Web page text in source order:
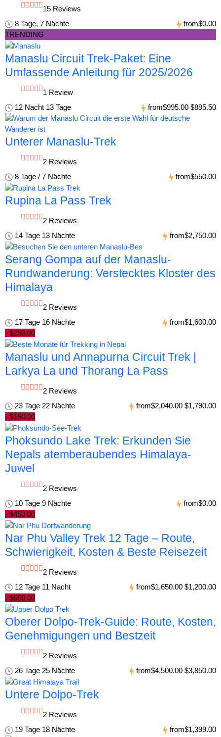
15 Reviews
8 Tage, 7 Nächte
from$0.00
TRENDING
Manaslu Circuit Trek-Paket: Eine
Umfassende Anleitung für 2025/2026
1 Review
12 Nacht 13 Tage
from$995.00 $895.50
Unterer Manaslu-Trek
2 Reviews
8 Tage / 7 Nächte
from$550.00
Rupina La Pass Trek
2 Reviews
14 Tage 13 Nächte
from$2,750.00
Serang Gompa auf der Manaslu-
Rundwanderung: Verstecktes Kloster des
Himalaya
2 Reviews
17 Tage 16 Nächte
from$1,600.00
- $250.00
Manaslu und Annapurna Circuit Trek |
Larkya La und Thorang La Pass
2 Reviews
23 Tage 22 Nächte
from$2,040.00 $1,790.00
- $150.00
Phoksundo Lake Trek: Erkunden Sie
Nepals atemberaubendes Himalaya-
Juwel
2 Reviews
10 Tage 9 Nächte
from$0.00
- $450.00
Nar Phu Valley Trek 12 Tage – Route,
Schwierigkeit, Kosten & Beste Reisezeit
2 Reviews
12 Tage 11 Nacht
from$1,650.00 $1,200.00
- $650.00
Oberer Dolpo-Trek-Guide: Route, Kosten,
Genehmigungen und Bestzeit
2 Reviews
26 Tage 25 Nächte
from$4,500.00 $3,850.00
Untere Dolpo-Trek
2 Reviews
19 Tage 18 Nächte
from$1,399.00